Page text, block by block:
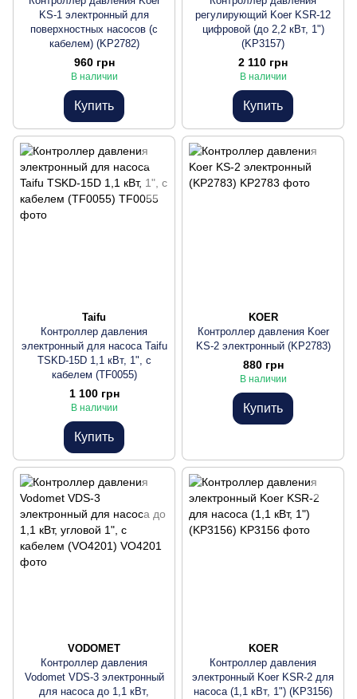
KS-1 электронный для
поверхностных насосов (с
кабелем) (KP2782)
960 грн
В наличии
Купить
регулирующий Koer KSR-12
цифровой (до 2,2 кВт, 1")
(KP3157)
2 110 грн
В наличии
Купить
Taifu
Контроллер давления
электронный для насоса Taifu
TSKD-15D 1,1 кВт, 1", с
кабелем (TF0055)
1 100 грн
В наличии
Купить
KOER
Контроллер давления Koer
KS-2 электронный (KP2783)
880 грн
В наличии
Купить
VODOMET
Контроллер давления
Vodomet VDS-3 электронный
для насоса до 1,1 кВт,
KOER
Контроллер давления
электронный Koer KSR-2 для
насоса (1,1 кВт, 1") (KP3156)